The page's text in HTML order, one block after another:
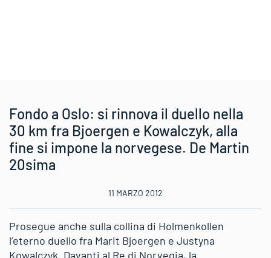
Fondo a Oslo: si rinnova il duello nella
30 km fra Bjoergen e Kowalczyk, alla
fine si impone la norvegese. De Martin
20sima
11 MARZO 2012
Prosegue anche sulla collina di Holmenkollen
l’eterno duello fra Marit Bjoergen e Justyna
Kowalczyk. Davanti al Re di Norvegia, la